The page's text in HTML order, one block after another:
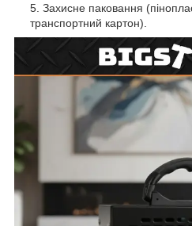
Захисне паковання
транспортний картон).